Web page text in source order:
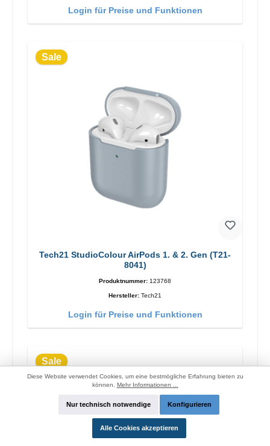
Login für Preise und Funktionen
Sale
Tech21 StudioColour AirPods 1. & 2. Gen (T21-
8041)
Produktnummer: 123768
Hersteller: Tech21
Login für Preise und Funktionen
Sale
Diese Website verwendet Cookies, um eine bestmögliche Erfahrung bieten zu
können. Mehr Informationen ...
Nur technisch notwendige Konfigurieren
Alle Cookies akzeptieren